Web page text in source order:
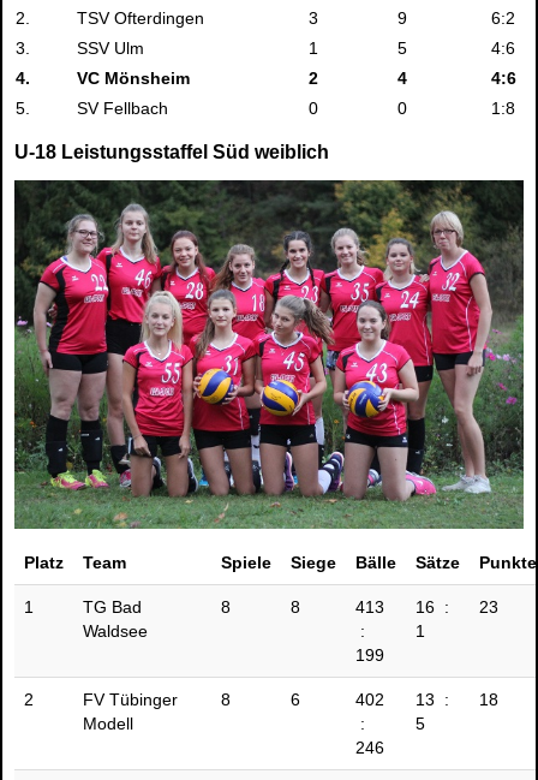
2.
TSV Ofterdingen 3 9
6:2
3.
SSV Ulm 1 5
4:6
4.
VC Mönsheim 2 4
4:6
5.
SV Fellbach 0 0 1:8
U-18 Leistungsstaffel Süd weiblich
Platz Team Spiele Siege Bälle Sätze Punkte
1
TG Bad
Waldsee
8 8
413
:
199
16 :
1
23
2
FV Tübinger
Modell
8 6
402
:
246
13 :
5
18